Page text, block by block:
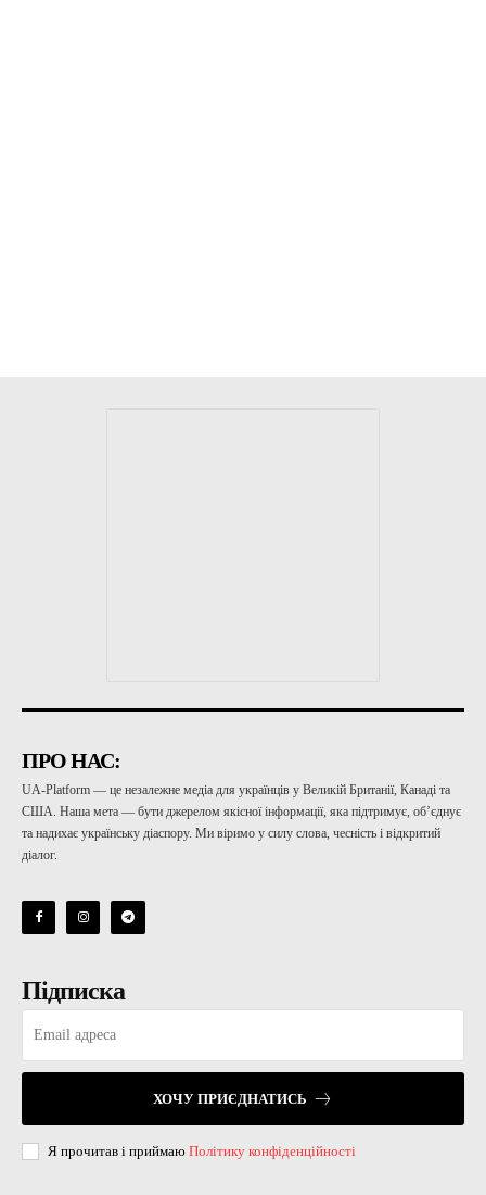
ПРО НАС:
UA-Platform — це незалежне медіа для українців у Великій Британії, Канаді та
США. Наша мета — бути джерелом якісної інформації, яка підтримує, об’єднує
та надихає українську діаспору. Ми віримо у силу слова, чесність і відкритий
діалог.
Підписка
ХОЧУ ПРИЄДНАТИСЬ
Я прочитав і приймаю Політику конфіденційності